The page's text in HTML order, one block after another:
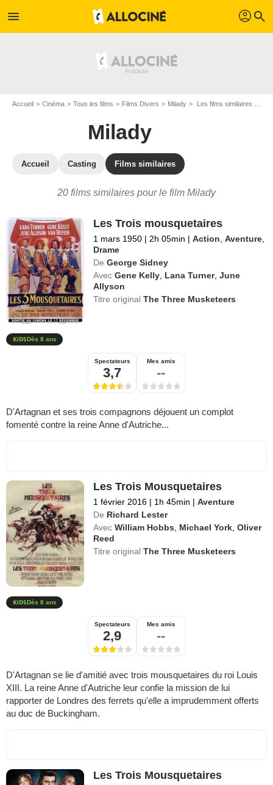
menu profil search
Accueil Cinéma Tous les films Films Divers Milady Les films similaires à "Milady"
Milady
Accueil Casting Films similaires
20 films similaires pour le film Milady
Les Trois mousquetaires
1 mars 1950 | 2h 05min | Action ,Aventure
Drame
De George Sidney
Avec Gene Kelly Lana Turner,June
Allyson
Titre originalThe Three Musketeers
Dès 8 ans
Spectateurs
3,7
Mes amis
--
D'Artagnan et ses trois compagnons déjouent un complot
fomenté contre la reine Anne d'Autriche...
Les Trois Mousquetaires
1 février 2016 | 1h 45min | Aventure
De Richard Lester
Avec William Hobbs Michael York ,Oliver
Reed
Titre originalThe Three Musketeers
Dès 8 ans
Spectateurs
2,9
Mes amis
--
D'Artagnan se lie d'amitié avec trois mousquetaires du roi Louis
XIII. La reine Anne d'Autriche leur confie la mission de lui
rapporter de Londres des ferrets qu'elle a imprudemment offerts
au duc de Buckingham.
Les Trois Mousquetaires